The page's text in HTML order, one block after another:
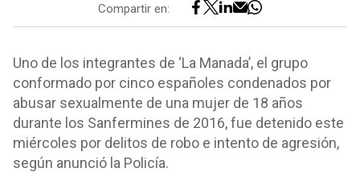
Compartir en:
Uno de los integrantes de ‘La Manada’, el grupo
conformado por cinco españoles condenados por
abusar sexualmente de una mujer de 18 años
durante los Sanfermines de 2016, fue detenido este
miércoles por delitos de robo e intento de agresión,
según anunció la Policía.